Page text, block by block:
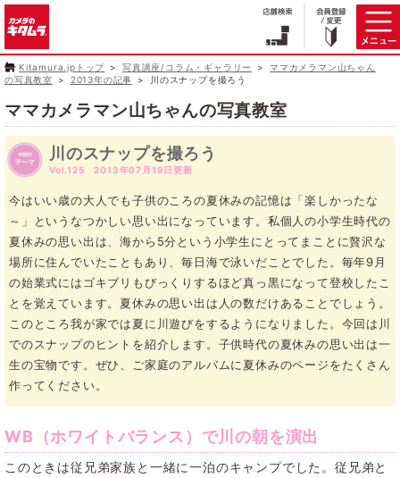
Kitamura.jpトップ 写真講座/コラム・ギャラリー
ママカメラマン山ちゃん
の写真教室
2013年の記事 川のスナップを撮ろう
ママカメラマン山ちゃんの写真教室
川のスナップを撮ろう
Vol.125 2013年07月19日更新
今はいい歳の大人でも子供のころの夏休みの記憶は「楽しかったな
～」というなつかしい思い出になっています。私個人の小学生時代の
夏休みの思い出は、海から5分という小学生にとってまことに贅沢な
場所に住んでいたこともあり、毎日海で泳いだことでした。毎年9月
の始業式にはゴキブリもびっくりするほど真っ黒になって登校したこ
とを覚えています。夏休みの思い出は人の数だけあることでしょう。
このところ我が家では夏に川遊びをするようになりました。今回は川
でのスナップのヒントを紹介します。子供時代の夏休みの思い出は一
生の宝物です。ぜひ、ご家庭のアルバムに夏休みのページをたくさん
作ってください。
WB（ホワイトバランス）で川の朝を演出
このときは従兄弟家族と一緒に一泊のキャンプでした。従兄弟と